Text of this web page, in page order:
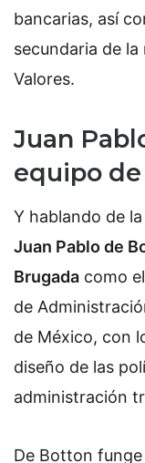
bancarias, así
secundaria de
Valores.
Juan
equipo
Y hablando de
Juan Pablo de
Brugada como
de
de México, con
diseño de las
administración
De Botton